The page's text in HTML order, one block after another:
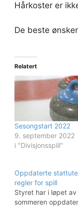
Hårkoster er
De beste
Relatert
Sesongstart 2022
9. september 2022
i "Divisjonsspill"
Oppdaterte
regler for spill
Styret har i løpet av
sommeren